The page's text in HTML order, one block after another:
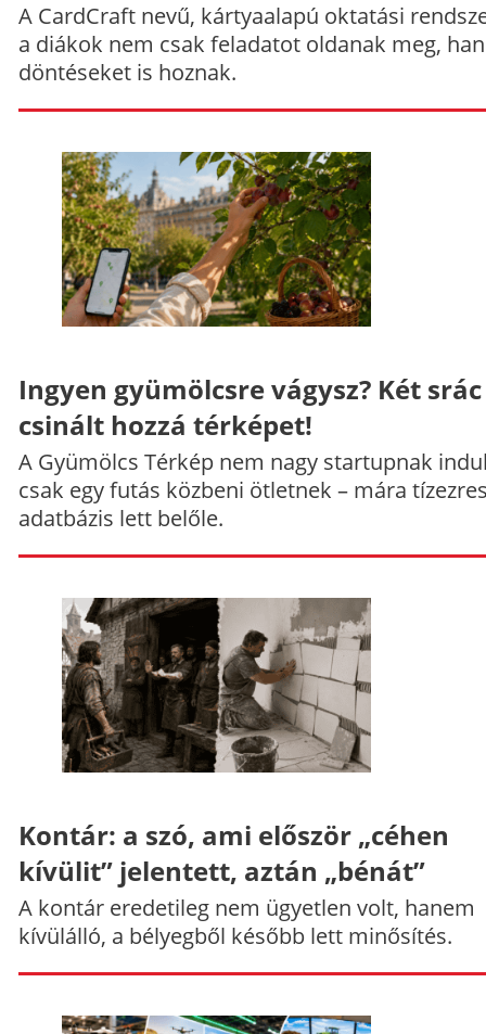
A CardCraft nevű, kártyaalapú oktatási
a diákok nem csak feladatot oldanak meg,
döntéseket is hoznak.
Ingyen gyümölcsre vágysz? Két srác
csinált hozzá térképet!
A Gyümölcs Térkép nem nagy startupnak
csak egy futás közbeni ötletnek – mára
adatbázis lett belőle.
Kontár: a szó, ami először „céhen
kívülit” jelentett, aztán „bénát”
A kontár eredetileg nem ügyetlen volt, hanem
kívülálló, a bélyegből később lett minősítés.